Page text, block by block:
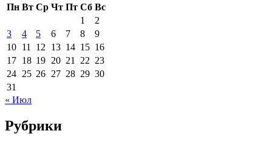
Пн Вт Ср Чт Пт Сб Вс
1
2
3
4 5 6 7 8
9
10 11 12 13 14 15 16
17 18 19 20 21 22 23
24 25 26 27 28 29 30
31
« Июл
Рубрики